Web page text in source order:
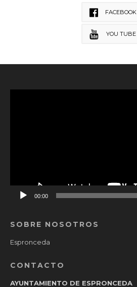
FACEBOOK
YOU TUBE
00:00
SOBRE NOSOTROS
Espronceda
CONTACTO
AYUNTAMIENTO DE ESPRONCEDA